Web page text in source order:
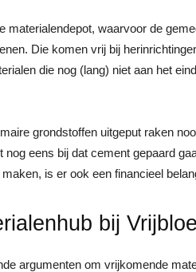
materialendepot, waarvoor de
Die komen vrij bij
die nog (lang) niet aan het
grondstoffen uitgeput raken
eens bij dat cement gepaard
is er ook een financieel
bij
argumenten om vrijkomende